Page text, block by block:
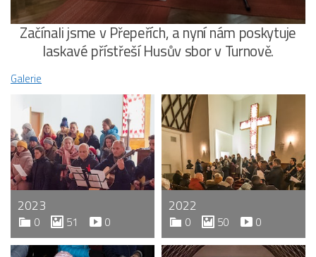
Začínali jsme v Přepeřích, a nyní nám poskytuje
laskavé přístřeší Husův sbor v Turnově.
Galerie
2023
0 51 0
2022
0 50 0